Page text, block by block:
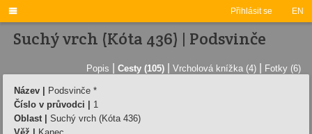
Přihlásit se EN

Suchý vrch (Kóta 436) | Podsvinče
Popis Cesty (105) Vrcholová knížka (4) Fotky (6)
Název |
Podsvinče *
Číslo v průvodci |
1
Oblast |
Suchý vrch (Kóta 436)